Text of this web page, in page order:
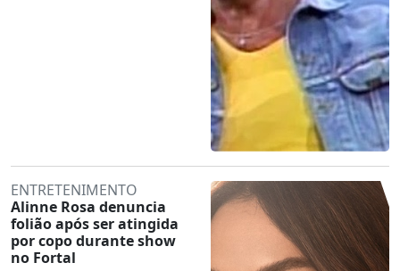
ENTRETENIMENTO
Alinne Rosa denuncia
folião após ser atingida
por copo durante show
no Fortal